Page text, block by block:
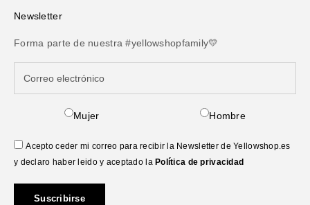
Newsletter
Forma parte de nuestra #yellowshopfamily💛
Mujer Hombre
Acepto ceder mi correo para recibir la Newsletter de Yellowshop.es
y declaro haber leido y aceptado la Política de privacidad
Suscribirse